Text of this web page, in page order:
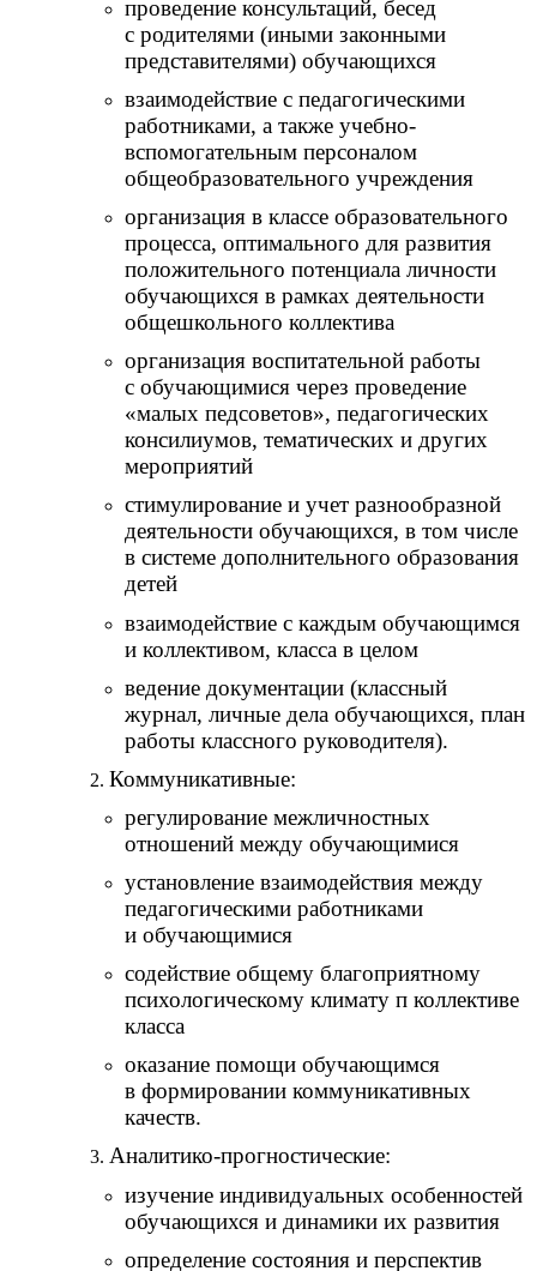
проведение консультаций, бесед
с родителями (иными законными
представителями) обучающихся
взаимодействие с педагогическими
работниками, а также учебно-
вспомогательным персоналом
общеобразовательного учреждения
организация в классе образовательного
процесса, оптимального для развития
положительного потенциала личности
обучающихся в рамках деятельности
общешкольного коллектива
организация воспитательной работы
с обучающимися через проведение
«малых педсоветов», педагогических
консилиумов, тематических и других
мероприятий
стимулирование и учет разнообразной
деятельности обучающихся, в том числе
в системе дополнительного образования
детей
взаимодействие с каждым обучающимся
и коллективом, класса в целом
ведение документации (классный
журнал, личные дела обучающихся, план
работы классного руководителя).
Коммуникативные:
регулирование межличностных
отношений между обучающимися
установление взаимодействия между
педагогическими работниками
и обучающимися
содействие общему благоприятному
психологическому климату п коллективе
класса
оказание помощи обучающимся
в формировании коммуникативных
качеств.
Аналитико-прогностические:
изучение индивидуальных особенностей
обучающихся и динамики их развития
определение состояния и перспектив